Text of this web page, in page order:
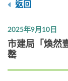
返回
2025年9月10日
市建局「煥然
罄